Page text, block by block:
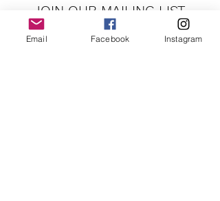
JOIN OUR MAILING LIST
Email Facebook Instagram